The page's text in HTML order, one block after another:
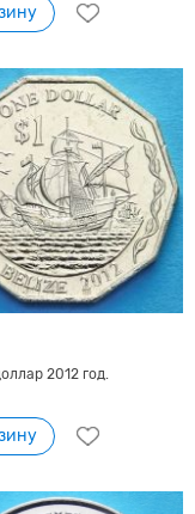
2012 год.